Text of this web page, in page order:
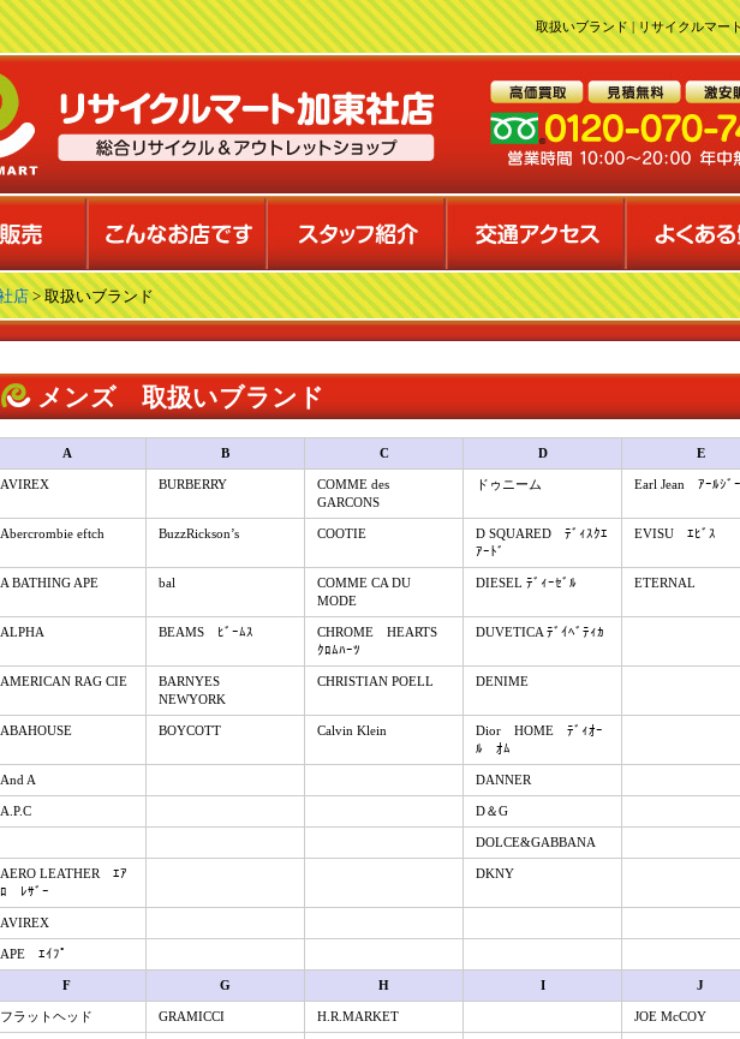
取扱いブランド | リサイクルマー
店> 取扱いブランド
メンズ 取扱いブランド
A B C D E
AVIREX BURBERRY
COMME des
GARCONS
ドゥニーム Earl Jean ｱｰﾙｼﾞ
Abercrombie eftch BuzzRickson’s COOTIE
D SQUARED ﾃﾞｨｽｸｴ
ｱｰﾄﾞ
EVISU ｴﾋﾞｽ
A BATHING APE bal
COMME CA DU
MODE
DIESEL ﾃﾞｨｰｾﾞﾙ ETERNAL
ALPHA BEAMS ﾋﾞｰﾑｽ
CHROME HEARTS
ｸﾛﾑﾊｰﾂ
DUVETICA ﾃﾞｲﾍﾞﾃｨｶ
AMERICAN RAG CIE
BARNYES
NEWYORK
CHRISTIAN POELL DENIME
ABAHOUSE BOYCOTT Calvin Klein
Dior HOME ﾃﾞｨｵｰ
ﾙ ｵﾑ
And A DANNER
A.P.C D＆G
DOLCE&GABBANA
AERO LEATHER ｴｱ
ﾛ ﾚｻﾞｰ
DKNY
AVIREX
APE ｴｲﾌﾟ
F G H I J
フラットヘッド GRAMICCI H.R.MARKET JOE McCOY